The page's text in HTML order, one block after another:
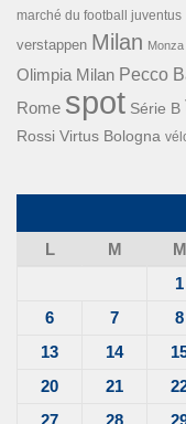
marché du football juventus
verstappen Milan Monza
Olimpia Milan Pecco
Rome spot Série B
Rossi Virtus Bologna
L
M M
1
6
7 8
13
14
20
21
27
28